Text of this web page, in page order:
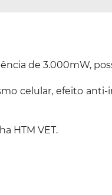
de 3.000mW,
celular, efeito
HTM VET.